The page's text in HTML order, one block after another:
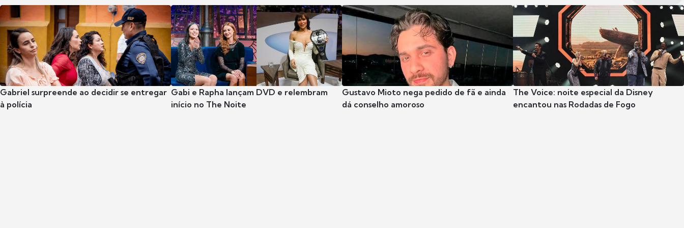
Gabriel surpreende ao decidir se entregar
à polícia
Gabi e Rapha lançam DVD e relembram
início no The Noite
Gustavo Mioto nega pedido de fã e ainda
dá conselho amoroso
The Voice: noite especial da Disney
encantou nas Rodadas de Fogo